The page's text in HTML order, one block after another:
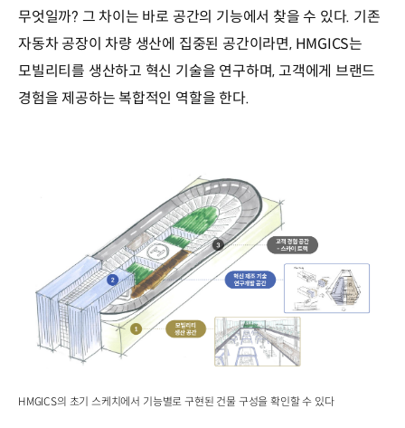
무엇일까? 그 차이는 바로 공간의 기능에서 찾을 수 있다. 기존
자동차 공장이 차량 생산에 집중된 공간이라면, HMGICS는
모빌리티를 생산하고 혁신 기술을 연구하며, 고객에게 브랜드
경험을 제공하는 복합적인 역할을 한다.
HMGICS의 초기 스케치에서 기능별로 구현된 건물 구성을 확인할 수 있다